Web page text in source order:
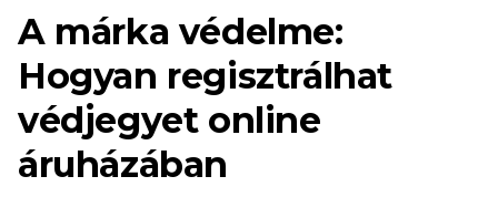
A márka védelme:
Hogyan regisztrálhat
védjegyet online
áruházában